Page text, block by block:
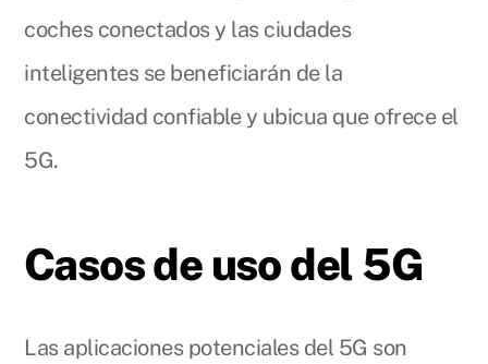
coches conectados y las ciudades
inteligentes se beneficiarán de la
conectividad confiable y ubicua que ofrece el
5G.
Casos de uso del 5G
Las aplicaciones potenciales del 5G son